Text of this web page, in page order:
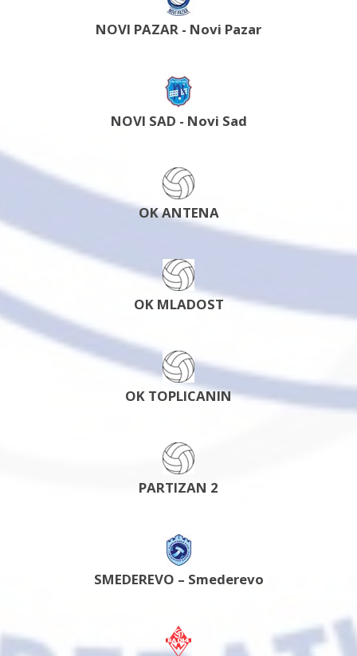
NOVI PAZAR - Novi Pazar
NOVI SAD - Novi Sad
OK ANTENA
OK MLADOST
OK TOPLICANIN
PARTIZAN 2
SMEDEREVO – Smederevo